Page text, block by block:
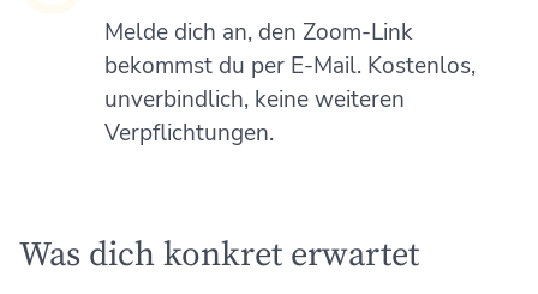
Melde dich an, den Zoom-Link
bekommst du per E-Mail. Kostenlos,
unverbindlich, keine weiteren
Verpflichtungen.
Was dich konkret erwartet